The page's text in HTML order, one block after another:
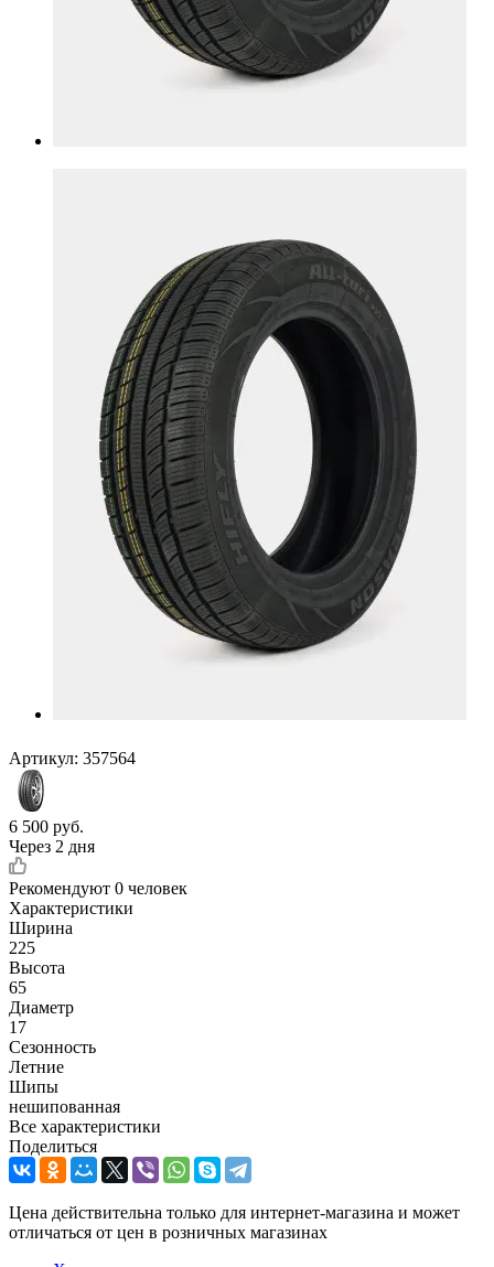
Артикул: 357564
6 500 руб.
Через 2 дня
Рекомендуют 0 человек
Характеристики
Ширина
225
Высота
65
Диаметр
17
Сезонность
Летние
Шипы
нешипованная
Все характеристики
Поделиться
Цена действительна только для интернет-магазина и может
отличаться от цен в розничных магазинах